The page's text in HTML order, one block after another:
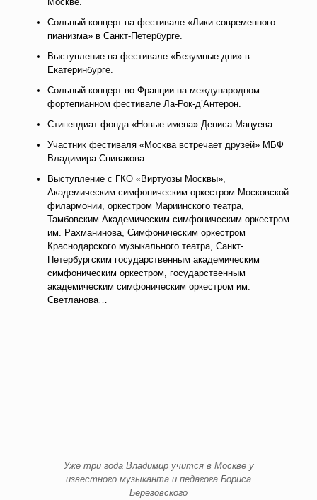
Сольный концерт на фестивале «Лики современного
пианизма» в Санкт-Петербурге.
Выступление на фестивале «Безумные дни» в
Екатеринбурге.
Сольный концерт во Франции на международном
фортепианном фестивале Ла-Рок-д’Антерон.
Стипендиат фонда «Новые имена» Дениса Мацуева.
Участник фестиваля «Москва встречает друзей» МБФ
Владимира Спивакова.
Выступление с ГКО «Виртуозы Москвы»,
Академическим симфоническим оркестром Московской
филармонии, оркестром Мариинского театра,
Тамбовским Академическим симфоническим оркестром
им. Рахманинова, Симфоническим оркестром
Краснодарского музыкального театра, Санкт-
Петербургским государственным академическим
симфоническим оркестром, государственным
академическим симфоническим оркестром им.
Светланова…
Уже три года Владимир учится в Москве у
известного музыканта и педагога Бориса
Березовского